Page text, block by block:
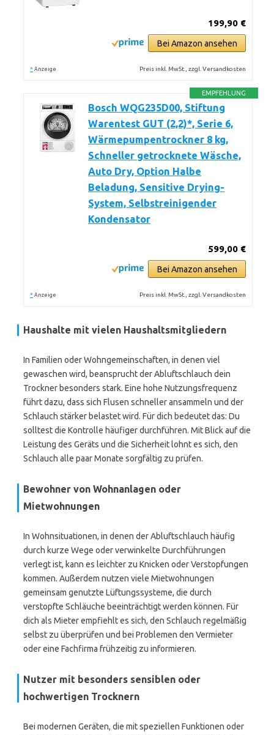
199,90 €
Bei Amazon ansehen
* Anzeige Preis inkl. MwSt., zzgl. Versandkosten
EMPFEHLUNG
Bosch WQG235D00, Stiftung
Warentest GUT (2,2)*, Serie 6,
Wärmepumpentrockner 8 kg,
Schneller getrocknete Wäsche,
Auto Dry, Option Halbe
Beladung, Sensitive Drying-
System, Selbstreinigender
Kondensator
599,00 €
Bei Amazon ansehen
* Anzeige Preis inkl. MwSt., zzgl. Versandkosten
Haushalte mit vielen Haushaltsmitgliedern
In Familien oder Wohngemeinschaften, in denen viel
gewaschen wird, beansprucht der Abluftschlauch dein
Trockner besonders stark. Eine hohe Nutzungsfrequenz
führt dazu, dass sich Flusen schneller ansammeln und der
Schlauch stärker belastet wird. Für dich bedeutet das: Du
solltest die Kontrolle häufiger durchführen. Mit Blick auf die
Leistung des Geräts und die Sicherheit lohnt es sich, den
Schlauch alle paar Monate sorgfältig zu prüfen.
Bewohner von Wohnanlagen oder
Mietwohnungen
In Wohnsituationen, in denen der Abluftschlauch häufig
durch kurze Wege oder verwinkelte Durchführungen
verlegt ist, kann es leichter zu Knicken oder Verstopfungen
kommen. Außerdem nutzen viele Mietwohnungen
gemeinsam genutzte Lüftungssysteme, die durch
verstopfte Schläuche beeinträchtigt werden können. Für
dich als Mieter empfiehlt es sich, den Schlauch regelmäßig
selbst zu überprüfen und bei Problemen den Vermieter
oder eine Fachfirma frühzeitig zu informieren.
Nutzer mit besonders sensiblen oder
hochwertigen Trocknern
Bei modernen Geräten, die mit speziellen Funktionen oder